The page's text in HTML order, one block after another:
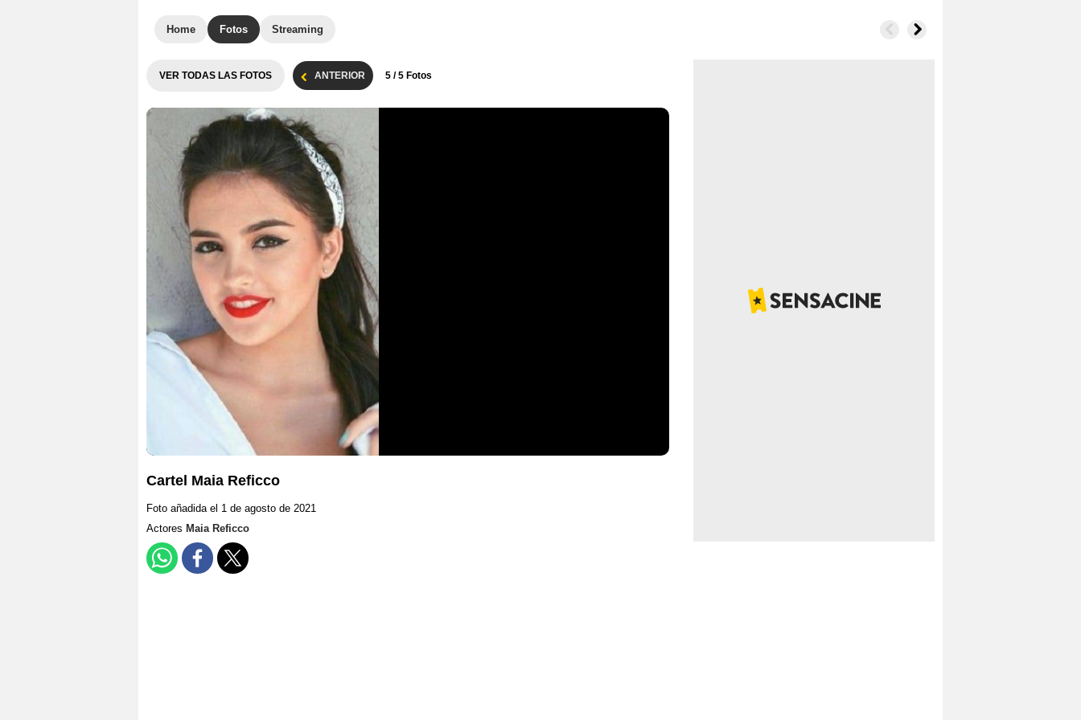
Home Fotos Streaming
VER TODAS LAS FOTOS ANTERIOR 5 / 5 Fotos
Cartel Maia Reficco
Foto añadida el 1 de agosto de 2021
Actores Maia Reficco